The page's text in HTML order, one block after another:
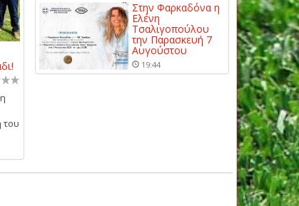
του
Στην Φαρκαδόνα η
Ελένη
Τσαλιγοπούλου
την Παρασκευή 7
Αυγούστου
19:44